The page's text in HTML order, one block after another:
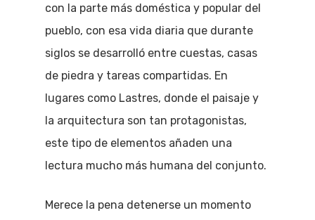
con la parte más doméstica y popular del
pueblo, con esa vida diaria que durante
siglos se desarrolló entre cuestas, casas
de piedra y tareas compartidas. En
lugares como Lastres, donde el paisaje y
la arquitectura son tan protagonistas,
este tipo de elementos añaden una
lectura mucho más humana del conjunto.
Merece la pena detenerse un momento